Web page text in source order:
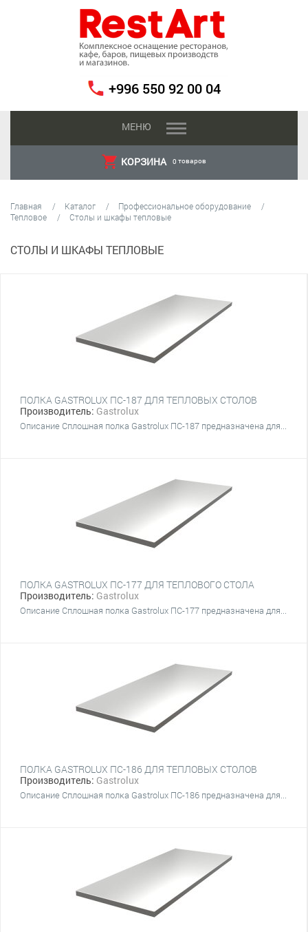
+996 550 92 00 04
МЕНЮ
КОРЗИНА 0 товаров
Главная Каталог
Профессиональное оборудование
Тепловое
Столы и шкафы тепловые
СТОЛЫ И ШКАФЫ ТЕПЛОВЫЕ
ПОЛКА GASTROLUX ПС-187 ДЛЯ ТЕПЛОВЫХ СТОЛОВ
Производитель: Gastrolux
Описание Сплошная полка Gastrolux ПС-187 предназначена для...
ПОЛКА GASTROLUX ПС-177 ДЛЯ ТЕПЛОВОГО СТОЛА
Производитель: Gastrolux
Описание Сплошная полка Gastrolux ПС-177 предназначена для...
ПОЛКА GASTROLUX ПС-186 ДЛЯ ТЕПЛОВЫХ СТОЛОВ
Производитель: Gastrolux
Описание Сплошная полка Gastrolux ПС-186 предназначена для...